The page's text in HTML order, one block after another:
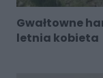
Gwałtowne
letnia kobieta